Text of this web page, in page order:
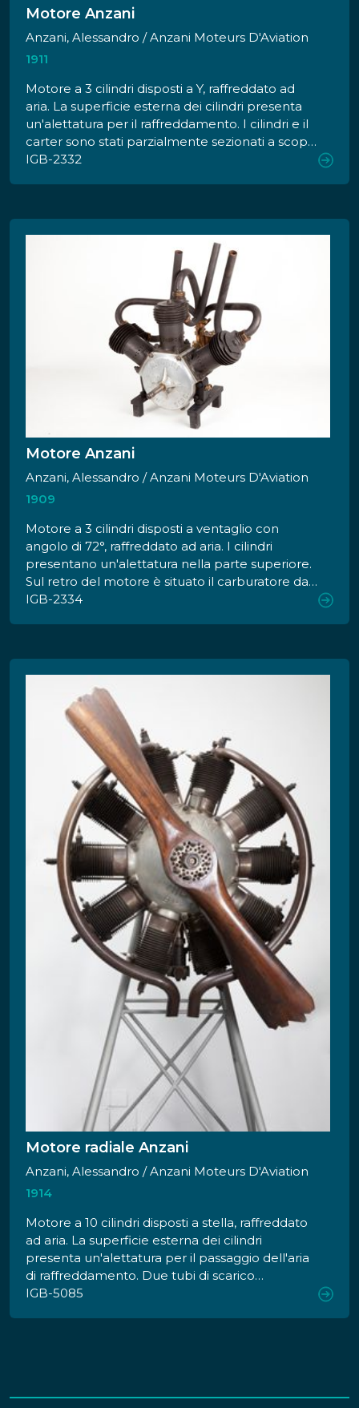
Motore Anzani
Anzani, Alessandro / Anzani Moteurs D'Aviation
1911
Motore a 3 cilindri disposti a Y, raffreddato ad
aria. La superficie esterna dei cilindri presenta
un'alettatura per il raffreddamento. I cilindri e il
carter sono stati parzialmente sezionati a scopo
didattico.
IGB-2332
Motore Anzani
Anzani, Alessandro / Anzani Moteurs D'Aviation
1909
Motore a 3 cilindri disposti a ventaglio con
angolo di 72°, raffreddato ad aria. I cilindri
presentano un'alettatura nella parte superiore.
Sul retro del motore è situato il carburatore dal
quale si diramano i condotti del carburante.
IGB-2334
Motore radiale Anzani
Anzani, Alessandro / Anzani Moteurs D'Aviation
1914
Motore a 10 cilindri disposti a stella, raffreddato
ad aria. La superficie esterna dei cilindri
presenta un'alettatura per il passaggio dell'aria
di raffreddamento. Due tubi di scarico
semicircolari collegano cinque cilindri per parte,
retro dl motore. Un'elica in legno, con pale
IGB-5085